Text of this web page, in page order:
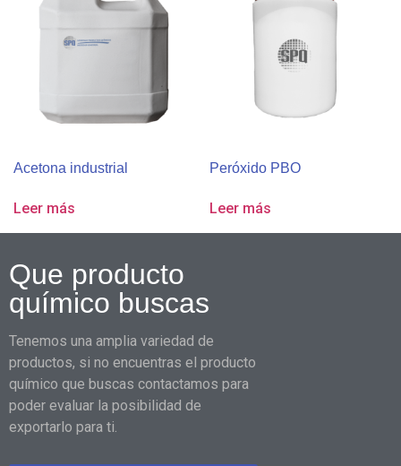
Acetona industrial
Leer más
Peróxido PBO
Leer más
Que producto
químico buscas
Tenemos una amplia variedad de
productos, si no encuentras el producto
químico que buscas contactamos para
poder evaluar la posibilidad de
exportarlo para ti.